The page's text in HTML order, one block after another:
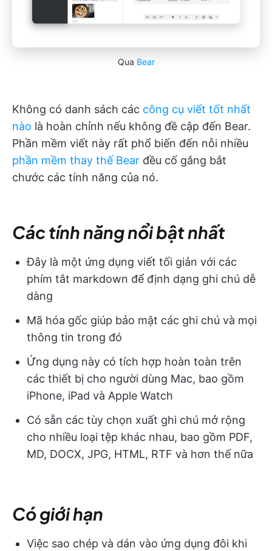
Qua Bear
Không có danh sách các công cụ viết tốt nhất
nào là hoàn chỉnh nếu không đề cập đến Bear.
Phần mềm viết này rất phổ biến đến nỗi nhiều
phần mềm thay thế Bear đều cố gắng bắt
chước các tính năng của nó.
Các tính năng nổi bật nhất
Đây là một ứng dụng viết tối giản với các
phím tắt markdown để định dạng ghi chú dễ
dàng
Mã hóa gốc giúp bảo mật các ghi chú và mọi
thông tin trong đó
Ứng dụng này có tích hợp hoàn toàn trên
các thiết bị cho người dùng Mac, bao gồm
iPhone, iPad và Apple Watch
Có sẵn các tùy chọn xuất ghi chú mở rộng
cho nhiều loại tệp khác nhau, bao gồm PDF,
MD, DOCX, JPG, HTML, RTF và hơn thế nữa
Có giới hạn
Việc sao chép và dán vào ứng dụng đôi khi